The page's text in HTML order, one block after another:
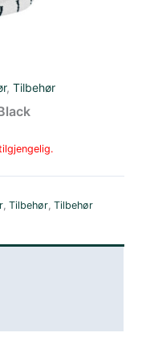
,Tilbehør
,Tilbehør ,Tilbehør